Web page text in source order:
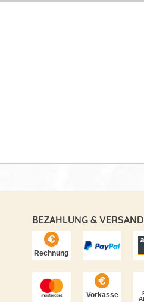
BEZAHLUNG & VERSAND